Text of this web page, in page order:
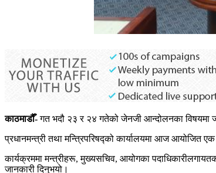
काठमाडौँ-गत भदौ २३ र २४ गतेको जेनजी आन्दोलनका विषयमा
प्रधानमन्त्री तथा मन्त्रिपरिषद्को कार्यालयमा आज आयोजित
कार्यक्रममा मन्त्रीहरू, मुख्यसचिव, आयोगका
जानकारी दिनुभयो।